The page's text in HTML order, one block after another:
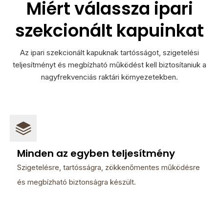
Miért válassza ipari
szekcionált kapuinkat
Az ipari szekcionált kapuknak tartósságot, szigetelési
teljesítményt és megbízható működést kell biztosítaniuk a
nagyfrekvenciás raktári környezetekben.
Minden az egyben teljesítmény
Szigetelésre, tartósságra, zökkenőmentes működésre
és megbízható biztonságra készült.